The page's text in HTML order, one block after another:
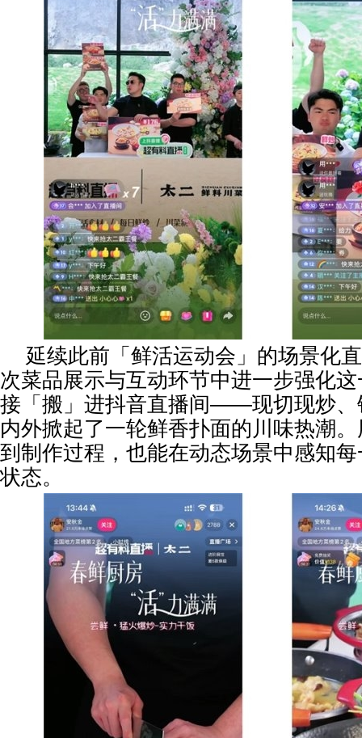
延续此前「鲜活运动会」的场景化
次菜品展示与互动环节中进一步强化
接「搬」进抖音直播间——现切现炒、
内外掀起了一轮鲜香扑面的川味热潮
到制作过程，也能在动态场景中感知
状态。